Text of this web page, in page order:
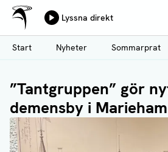
Hoppa
till
huvudinnehåll
Ålands Radio & TV
Lyssna direkt
Start
Nyheter Sommarprat
”Tantgruppen” gör
demensby i